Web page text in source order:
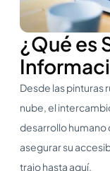
¿Qué es
Desde las pinturas
nube, el
desarrollo humano
asegurar su
trajo hasta aquí.